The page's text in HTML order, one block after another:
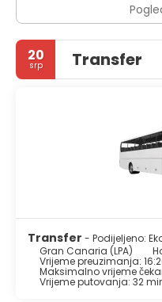
20
srp Transfer
Transfer - Podijeljeno:
Gran Canaria (LPA)
Vrijeme preuzimanja:
Maksimalno vrijeme
Vrijeme putovanja: 32